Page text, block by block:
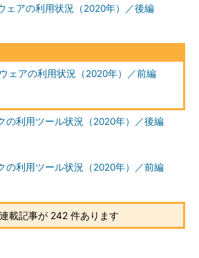
ェアの利用状況（2020年）／後編
ェアの利用状況（2020年）／前編
の利用ツール状況（2020年）／後編
の利用ツール状況（2020年）／前編
載記事が 242 件あります